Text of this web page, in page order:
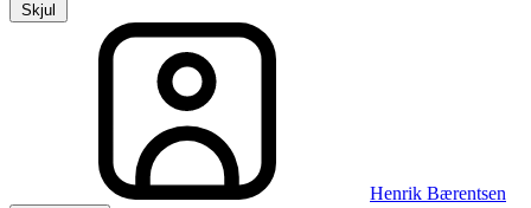
Skjul
Henrik Bærentsen